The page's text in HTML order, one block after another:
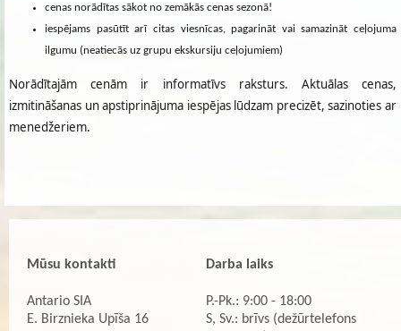
cenas norādītas sākot no zemākās cenas sezonā!
iespējams pasūtīt arī citas viesnīcas, pagarināt vai samazināt ceļojuma
ilgumu (neatiecās uz grupu ekskursiju ceļojumiem)
Norādītajām cenām ir informatīvs raksturs. Aktuālas cenas,
izmitināšanas un apstiprinājuma iespējas lūdzam precizēt, sazinoties ar
menedžeriem.
Mūsu kontakti
Antario SIA
E. Birznieka Upīša 16
Darba laiks
P.-Pk.: 9:00 - 18:00
S, Sv.: brīvs (dežūrtelefons